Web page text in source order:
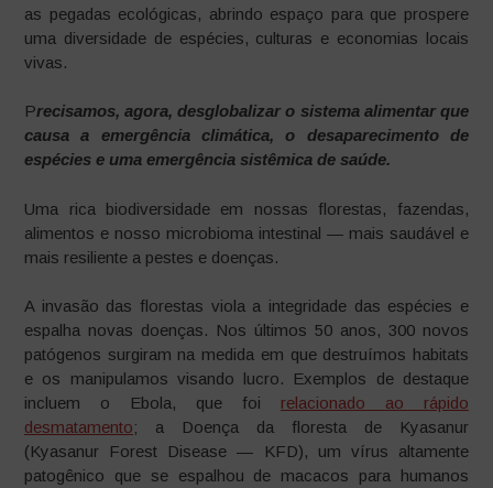
as pegadas ecológicas, abrindo espaço para que prospere
uma diversidade de espécies, culturas e economias locais
vivas.
Precisamos, agora, desglobalizar o sistema alimentar que
causa a emergência climática, o desaparecimento de
espécies e uma emergência sistêmica de saúde.
Uma rica biodiversidade em nossas florestas, fazendas,
alimentos e nosso microbioma intestinal — mais saudável e
mais resiliente a pestes e doenças.
A invasão das florestas viola a integridade das espécies e
espalha novas doenças. Nos últimos 50 anos, 300 novos
patógenos surgiram na medida em que destruímos habitats
e os manipulamos visando lucro. Exemplos de destaque
incluem o Ebola, que foi relacionado ao rápido
desmatamento; a Doença da floresta de Kyasanur
(Kyasanur Forest Disease — KFD), um vírus altamente
patogênico que se espalhou de macacos para humanos